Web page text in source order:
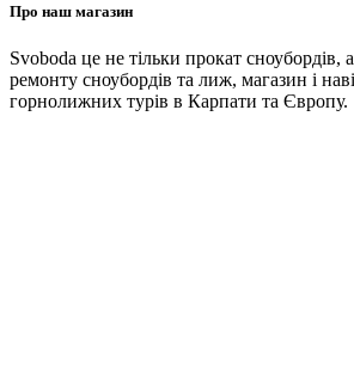
Про наш магазин
Svoboda це не тільки прокат сноубордів,
ремонту сноубордів та лиж, магазин і
горнолижних турів в Карпати та Європу.